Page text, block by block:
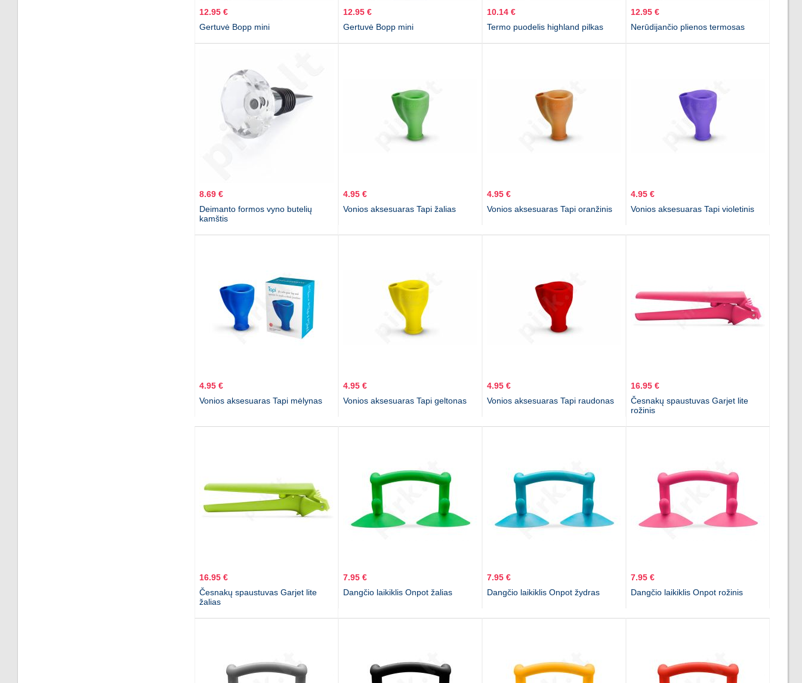
12.95 €
Gertuvė Bopp mini
12.95 €
Gertuvė Bopp mini
10.14 €
Termo puodelis highland pilkas
12.95 €
Nerūdijančio plienos termosas
8.69 €
Deimanto formos vyno butelių
kamštis
4.95 €
Vonios aksesuaras Tapi žalias
4.95 €
Vonios aksesuaras Tapi oranžinis
4.95 €
Vonios aksesuaras Tapi violetinis
4.95 €
Vonios aksesuaras Tapi mėlynas
4.95 €
Vonios aksesuaras Tapi geltonas
4.95 €
Vonios aksesuaras Tapi raudonas
16.95 €
Česnakų spaustuvas Garjet lite
rožinis
16.95 €
Česnakų spaustuvas Garjet lite
žalias
7.95 €
Dangčio laikiklis Onpot žalias
7.95 €
Dangčio laikiklis Onpot žydras
7.95 €
Dangčio laikiklis Onpot rožinis